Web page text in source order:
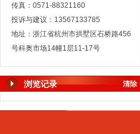
传真：0571-88321160
投诉与建议：13567133785
地址：浙江省杭州市拱墅区石桥路456
号科奥市场14幢1层11-17号
浏览记录 清除